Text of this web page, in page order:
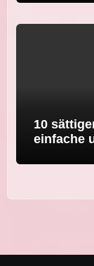
10
einfache